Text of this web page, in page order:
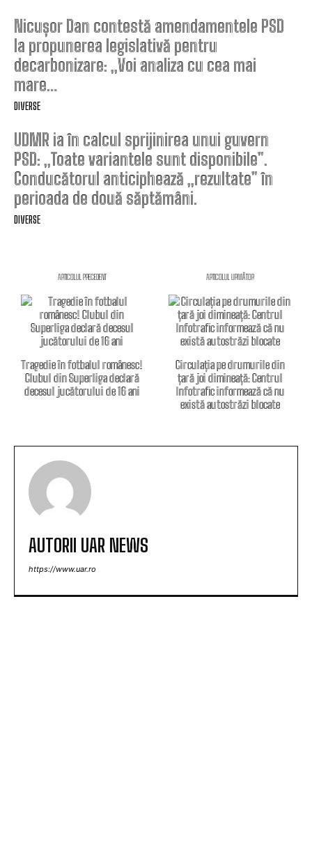
Nicușor Dan contestă amendamentele PSD
la propunerea legislativă pentru
decarbonizare: „Voi analiza cu cea mai
mare…
DIVERSE
UDMR ia în calcul sprijinirea unui guvern
PSD: „Toate variantele sunt disponibile”.
Conducătorul anticiphează „rezultate” în
perioada de două săptămâni.
DIVERSE
ARTICOLUL PRECEDENT
Tragedie în fotbalul românesc!
Clubul din Superliga declară
decesul jucătorului de 16 ani
ARTICOLUL URMĂTOR
Circulația pe drumurile din
țară joi dimineață: Centrul
Infotrafic informează că nu
există autostrăzi blocate
AUTORII UAR NEWS
https://www.uar.ro